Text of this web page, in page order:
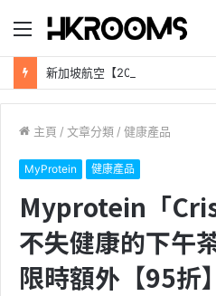
目
錄
主頁 / 文章分類 / 健康產品
MyProtein 健康產品
Myprotein「
不失健康的下午
限時額外【95折